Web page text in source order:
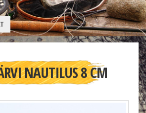
NAUTILUS 8 CM